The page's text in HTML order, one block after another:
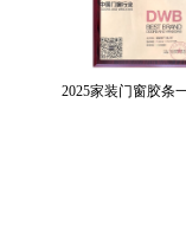
2025家装门窗胶条